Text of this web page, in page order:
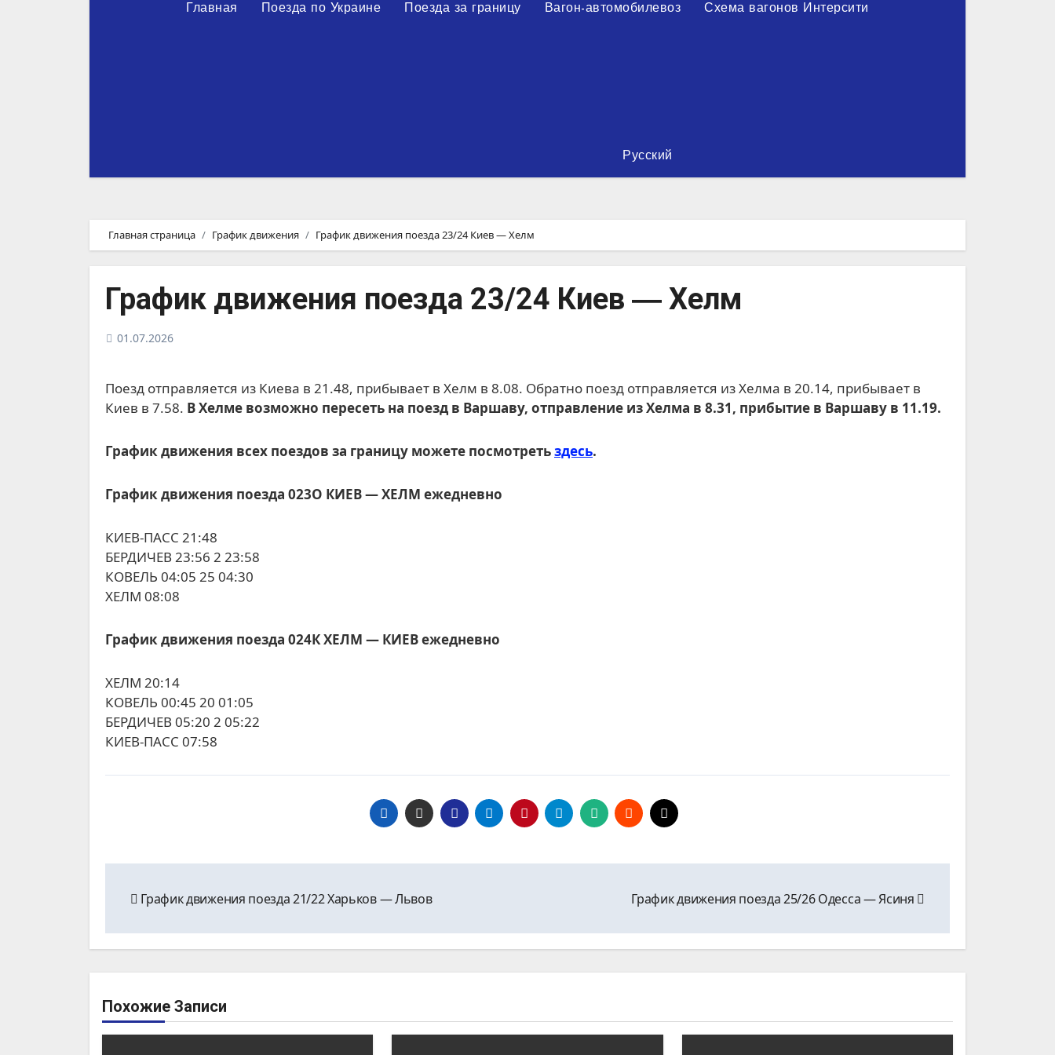
Главная Поезда по Украине Поезда за границу Вагон-автомобилевоз Схема вагонов Интерсити
Русский
Главная страница График движения График движения поезда 23/24 Киев ― Хелм
График движения поезда 23/24 Киев ― Хелм
01.07.2026
Поезд отправляется из Киева в 21.48, прибывает в Хелм в 8.08. Обратно поезд отправляется из Хелма в 20.14, прибывает в
Киев в 7.58. В Хелме возможно пересеть на поезд в Варшаву, отправление из Хелма в 8.31, прибытие в Варшаву в 11.19.
График движения всех поездов за границу можете посмотретьздесь.
График движения поезда 023О КИЕВ ― ХЕЛМ ежедневно
КИЕВ-ПАСС 21:48
БЕРДИЧЕВ 23:56 2 23:58
КОВЕЛЬ 04:05 25 04:30
ХЕЛМ 08:08
График движения поезда 024К ХЕЛМ ― КИЕВ ежедневно
ХЕЛМ 20:14
КОВЕЛЬ 00:45 20 01:05
БЕРДИЧЕВ 05:20 2 05:22
КИЕВ-ПАСС 07:58
по
записям
График движения поезда 21/22 Харьков ― Львов График движения поезда 25/26 Одесса ― Ясиня
Похожие Записи